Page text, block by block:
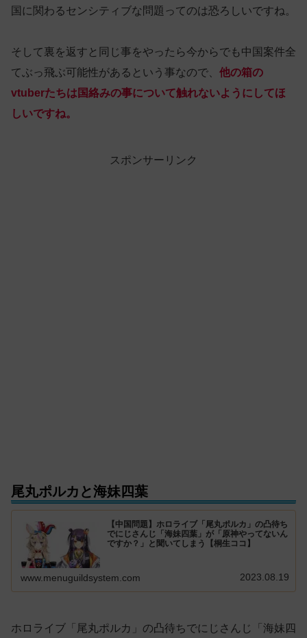
国に関わるセンシティブな問題ってのは恐ろしいですね。
そして裏を返すと同じ事をやったら今からでも中国案件全
てぶっ飛ぶ可能性があるという事なので、 他の箱の
vtuberたちは国絡みの事について触れないようにしてほ
しいですね。
スポンサーリンク
尾丸ポルカと海妹四葉
【中国問題】ホロライブ「尾丸ポルカ」の凸待ち
でにじさんじ「海妹四葉」が「原神やってないん
ですか？」と聞いてしまう【桐生ココ】
www.menuguildsystem.com 2023.08.19
ホロライブ「尾丸ポルカ」の凸待ちでにじさんじ「海妹四